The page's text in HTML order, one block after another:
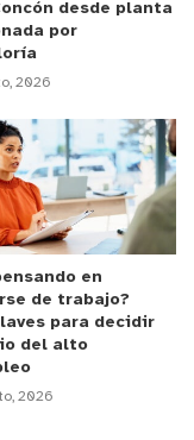
desde planta
por
2026
en
de trabajo?
para decidir
del alto
2026